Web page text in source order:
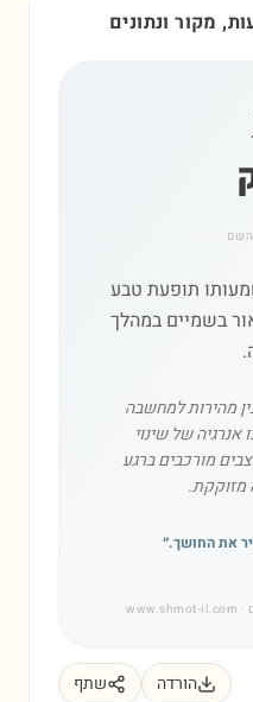
מקור ונתונים
תופעת טבע
בשמיים במהלך
מהירות למחשבה
אנרגיה של שינוי
מורכבים ברגע
מזוקקת.
את החושך.״
· www.shmot-il.com
הורדה שתף